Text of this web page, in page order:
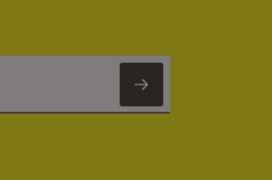
Newsletter